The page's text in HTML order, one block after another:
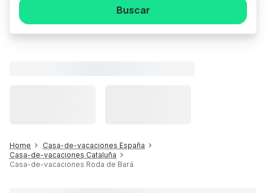
Buscar
Home
Casa-de-vacaciones España
Casa-de-vacaciones Cataluña
Casa-de-vacaciones Roda de Bará